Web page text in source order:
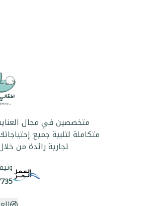
متخصصين في مجال
متكاملة لتلبية جميع
تجارية رائدة من